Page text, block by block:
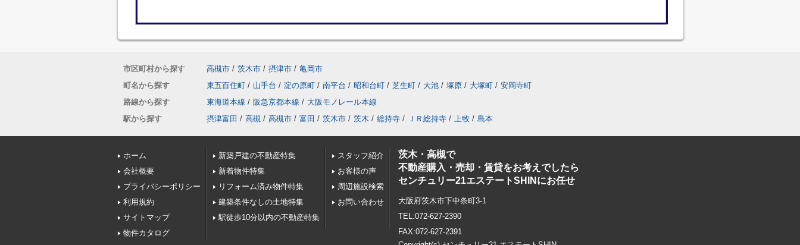
市区町村から探す 高槻市 / 茨木市 / 摂津市 / 亀岡市
町名から探す
東五百住町 / 山手台 / 淀の原町 / 南平台 / 昭和台町 / 芝生町 / 大池 / 塚原 / 大塚町 / 安岡寺町
路線から探す
東海道本線 / 阪急京都本線 / 大阪モノレール本線
駅から探す
摂津富田 / 高槻 / 高槻市 / 富田 / 茨木市 / 茨木 / 総持寺 / ＪＲ総持寺 / 上牧 / 島本
ホーム
会社概要
プライバシーポリシー
利用規約
サイトマップ
物件カタログ
新築戸建の不動産特集
新着物件特集
リフォーム済み物件特集
建築条件なしの土地特集
駅徒歩10分以内の不動産特集
スタッフ紹介
お客様の声
周辺施設検索
お問い合わせ
茨木・高槻で
不動産購入・売却・賃貸をお考えでしたら
センチュリー21エステートSHINにお任せ
大阪府茨木市下中条町3-1
TEL:072-627-2390
FAX:072-627-2391